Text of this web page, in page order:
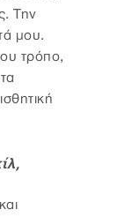
Την
μου.
τρόπο,